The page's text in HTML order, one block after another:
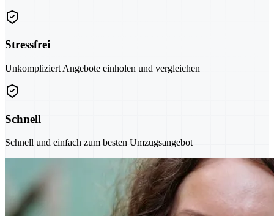
Stressfrei
Unkompliziert Angebote einholen und vergleichen
Schnell
Schnell und einfach zum besten Umzugsangebot